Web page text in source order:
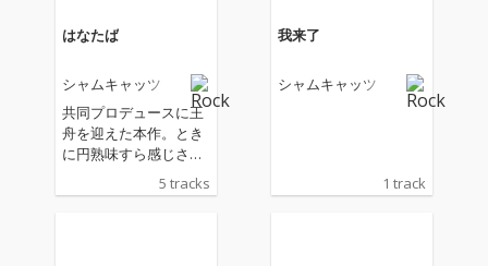
はなたば
シャムキャッツ
共同プロデュースに王
舟を迎えた本作。とき
に円熟味すら感じさせ
るソングライティング
と更にふくよかな詩情
5 tracks
我来了
シャムキャッツ
1 track